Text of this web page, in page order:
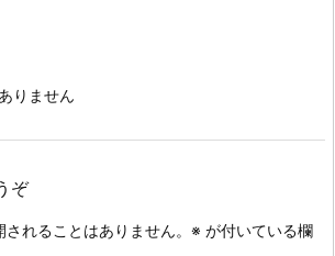
りません
ぞ
れることはありません。 ※ が付いている欄